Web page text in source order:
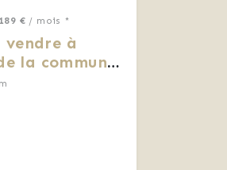
189 € / mois *
à
la commune